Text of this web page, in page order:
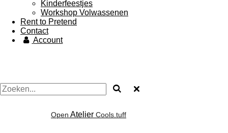
Kinderfeestjes
Workshop Volwassenen
Rent to Pretend
Contact
Account
Open Atelier Cools.tuff